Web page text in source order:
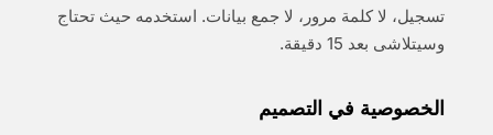
تسجيل، لا كلمة مرور، لا جمع بيانات. استخدمه حيث تحتاج
وسيتلاشى بعد 15 دقيقة.
الخصوصية في التصميم